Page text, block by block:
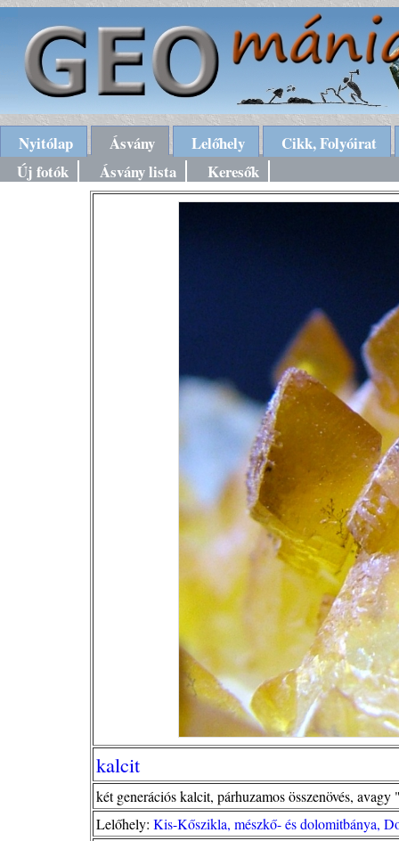
Nyitólap Ásvány Lelőhely
Cikk, Folyóirat
Új fotók
Ásvány lista Keresők
kalcit
két generációs kalcit, párhuzamos összenövés,
Lelőhely: Kis-Kőszikla, mészkő- és dolomitbánya,